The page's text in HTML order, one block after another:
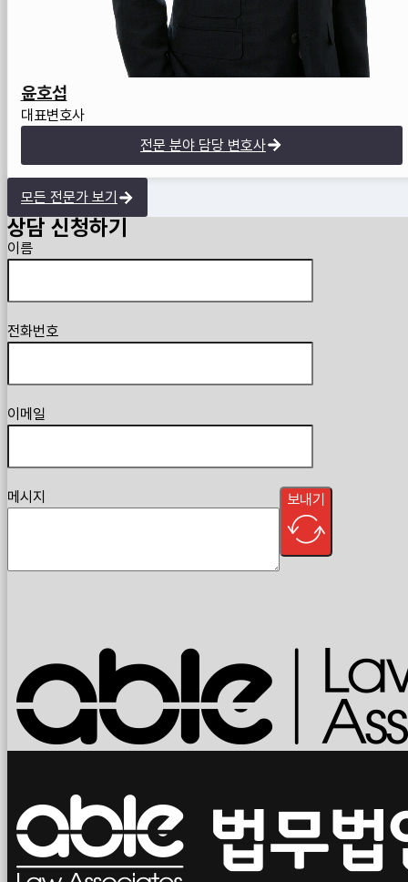
윤호섭
대표변호사
전문 분야 담당 변호사
모든 전문가 보기
상담 신청하기
이름
전화번호
이메일
메시지 보내기
Guardian